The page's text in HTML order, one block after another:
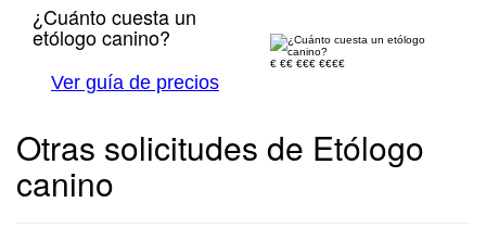
¿Cuánto cuesta un
etólogo canino?
Ver guía de precios
€ €€ €€€ €€€€
Otras solicitudes de Etólogo
canino